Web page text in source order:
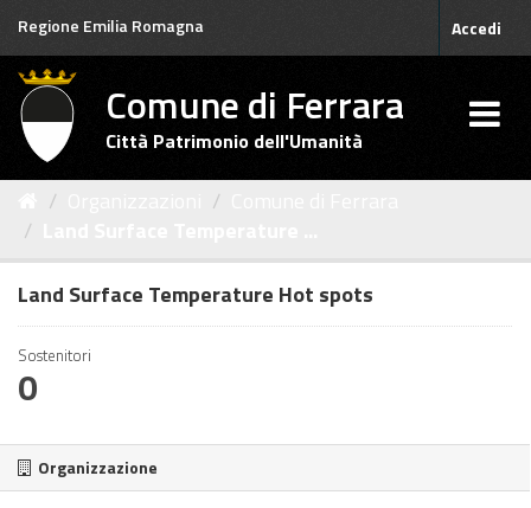
Salta
contenuto
Regione Emilia Romagna Accedi
Comune di Ferrara
Città Patrimonio dell'Umanità
Land Surface Temperature Hot spots
Sostenitori
0
Organizzazione